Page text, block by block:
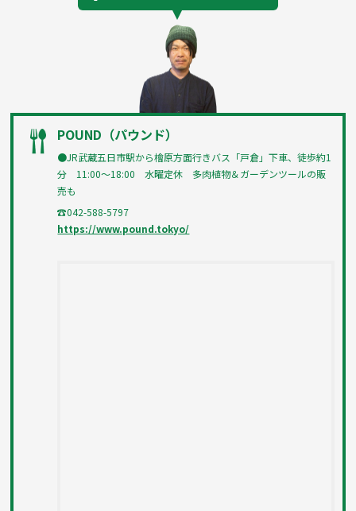
POUND（パウンド）
●JR武蔵五日市駅から檜原方面行きバス「戸倉」下車、徒歩約1
分 11:00〜18:00 水曜定休 多肉植物＆ガーデンツールの販
売も
☎042-588-5797
https://www.pound.tokyo/